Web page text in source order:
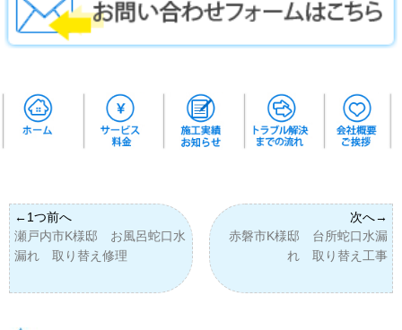
瀬戸内市K様邸 お風呂蛇口水
漏れ 取り替え修理
赤磐市K様邸 台所蛇口水漏
れ 取り替え工事